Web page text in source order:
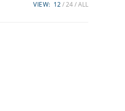
VIEW: 12 24 ALL